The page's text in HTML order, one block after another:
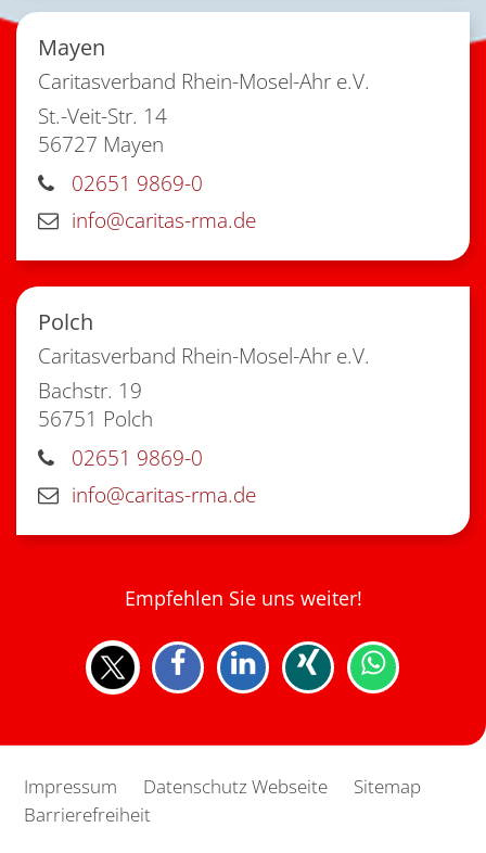
Mayen
Caritasverband Rhein-Mosel-Ahr e.V.
St.-Veit-Str. 14
56727 Mayen
02651 9869-0
info@caritas-rma.de
Polch
Caritasverband Rhein-Mosel-Ahr e.V.
Bachstr. 19
56751 Polch
02651 9869-0
info@caritas-rma.de
Empfehlen Sie uns weiter!
Impressum Datenschutz Webseite
Sitemap
Barrierefreiheit